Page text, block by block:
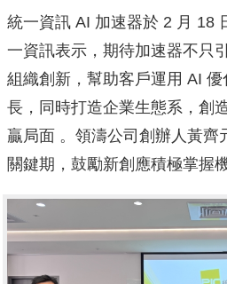
統一資訊 AI 加速器於 2 月 18
一資訊表示，期待加速器不只
組織創新，幫助客戶運用 AI
長，同時打造企業生態系，創
贏局面 。領濤公司創辦人黃齊
關鍵期，鼓勵新創應積極掌握機